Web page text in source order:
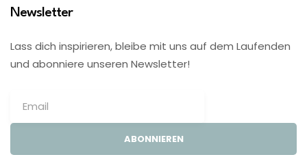
Newsletter
Lass dich inspirieren, bleibe mit uns auf dem Laufenden
und abonniere unseren Newsletter!
ABONNIEREN